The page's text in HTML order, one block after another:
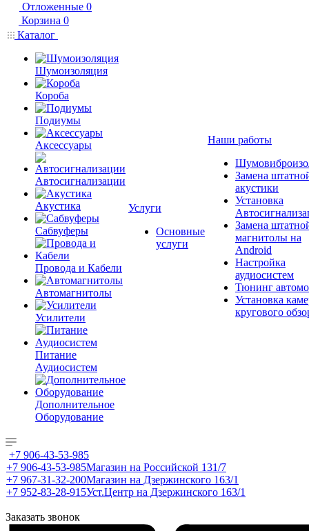
Отложенные 0
Корзина 0
Каталог
Шумоизоляция
Короба
Подиумы
Аксессуары
Автосигнализации
Акустика
Сабвуферы
Провода и Кабели
Автомагнитолы
Усилители
Питание
Аудиосистем
Дополнительное
Оборудование
Услуги
Основные
услуги
Наши работы
Замена
акустики
Установка
Замена
магнитолы на
Android
Настройка
аудиосистем
Тюнинг
Установка
кругового
+7 906-43-53-985
+7 906-43-53-985Магазин на Российской 131/7
+7 967-31-32-200Магазин на Дзержинского 163/1
+7 952-83-28-915Уст.Центр на Дзержинского 163/1
Заказать звонок